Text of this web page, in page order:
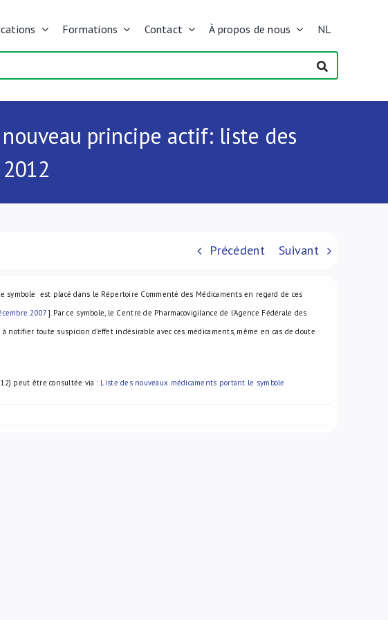
Formations Contact À propos de nous NL
principe actif: liste des
Précédent Suivant
symbole est placé dans le Répertoire Commenté des Médicaments en regard de ces
2007 ]. Par ce symbole, le Centre de Pharmacovigilance de l’Agence Fédérale des
toute suspicion d’effet indésirable avec ces médicaments, même en cas de doute
peut être consultée via : Liste des nouveaux médicaments portant le symbole